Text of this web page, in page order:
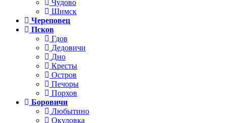
Чудово
Шимск
Череповец
Псков
Гдов
Дедовичи
Дно
Кресты
Остров
Печоры
Порхов
Боровичи
Любытино
Окуловка